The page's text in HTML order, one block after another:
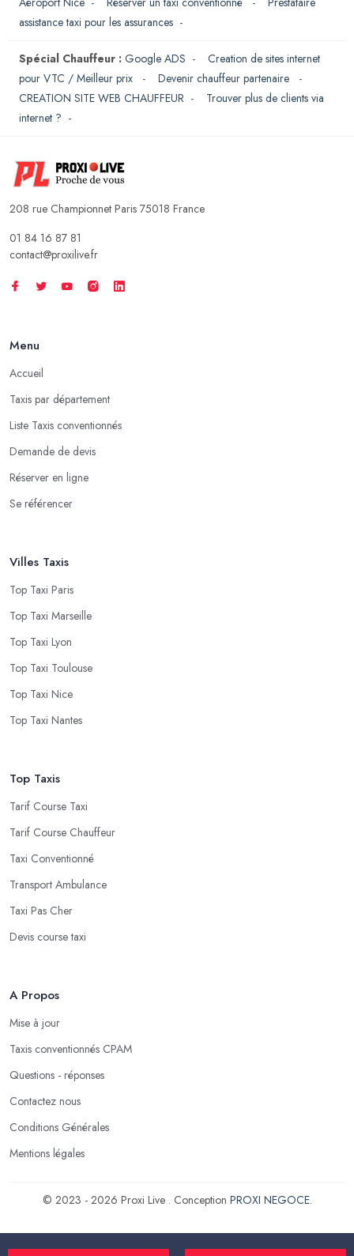
assistance taxi pour les assurances -
Spécial Chauffeur : Google ADS - Creation de sites internet
pour VTC / Meilleur prix
- Devenir chauffeur partenaire
-
CREATION SITE WEB CHAUFFEUR - Trouver plus de clients via
internet ? -
208 rue Championnet Paris 75018 France
01 84 16 87 81
contact@proxilive.fr
Menu
Accueil
Taxis par département
Liste Taxis conventionnés
Demande de devis
Réserver en ligne
Se référencer
Villes Taxis
Top Taxi Paris
Top Taxi Marseille
Top Taxi Lyon
Top Taxi Toulouse
Top Taxi Nice
Top Taxi Nantes
Top Taxis
Tarif Course Taxi
Tarif Course Chauffeur
Taxi Conventionné
Transport Ambulance
Taxi Pas Cher
Devis course taxi
A Propos
Mise à jour
Taxis conventionnés CPAM
Questions - réponses
Contactez nous
Conditions Générales
Mentions légales
© 2023 - 2026 Proxi Live . Conception PROXI NEGOCE.